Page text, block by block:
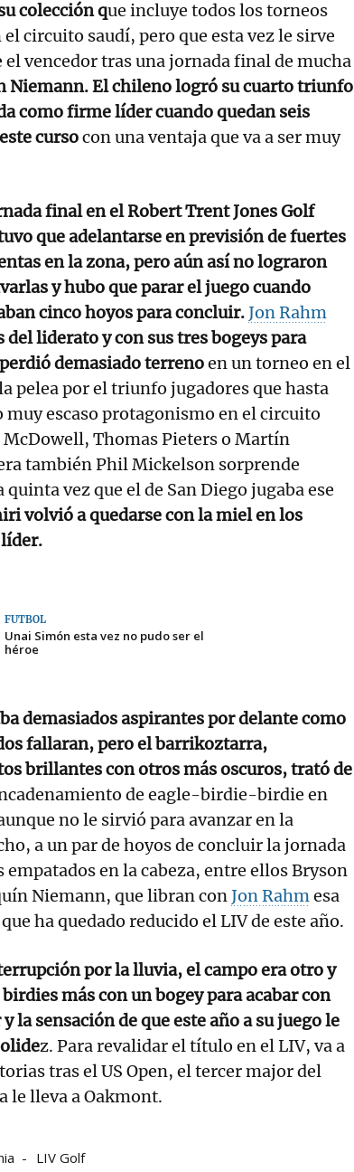
colección que incluye todos los torneos
circuito saudí, pero que esta vez le sirve
el vencedor tras una jornada final de mucha
Niemann. El chileno logró su cuarto triunfo
como firme líder cuando quedan seis
cursocon una ventaja que va a ser muy
final en el Robert Trent Jones Golf
que adelantarse en previsión de fuertes
en la zona, pero aún así no lograron
y hubo que parar el juego cuando
cinco hoyos para concluir.Jon Rahm
del liderato y con sus tres bogeys para
demasiado terrenoen un torneo en el
pelea por el triunfo jugadores que hasta
escaso protagonismo en el circuito
McDowell, Thomas Pieters o Martín
también Phil Mickelson sorprende
vez que el de San Diego jugaba ese
volvió a quedarse con la miel en los
FÚTBOL
Unai Simón esta vez no pudo ser el
héroe
demasiados aspirantes por delante como
fallaran, pero el barrikoztarra,
brillantes con otros más oscuros, trató de
de eagle-birdie-birdie en
no le sirvió para avanzar en la
a un par de hoyos de concluir la jornada
empatados en la cabeza, entre ellos Bryson
Niemann, que libran conJon Rahmesa
ha quedado reducido el LIV de este año.
por la lluvia, el campo era otro y
más con un bogey para acabar con
la sensación de que este año a su juego le
z. Para revalidar el título en el LIV, va a
tras el US Open, el tercer major del
le lleva a Oakmont.
LIV Golf